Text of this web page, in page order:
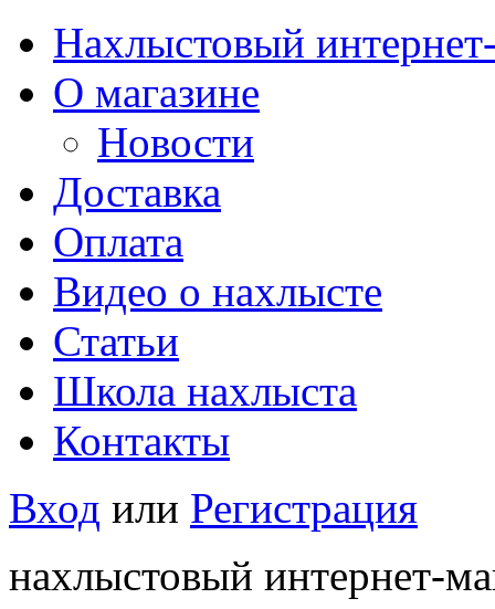
Нахлыстовый
О магазине
Новости
Доставка
Оплата
Видео о нахлысте
Статьи
Школа нахлыста
Контакты
Вход или Регистрация
нахлыстовый интернет-